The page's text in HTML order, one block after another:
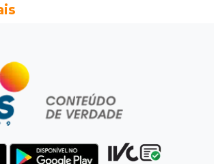
quer barrar artistas que
de defesa
em acidente com 4
na pista
atacou ex com motosserra na